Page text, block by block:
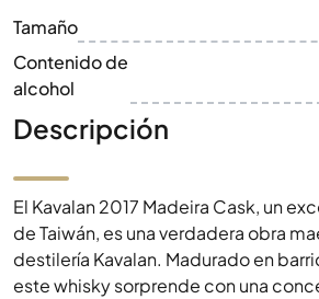
Tamaño
Contenido de
alcohol
Descripción
El Kavalan 2017 Madeira Cask, un
de Taiwán, es una verdadera obra
destilería Kavalan. Madurado en
este whisky sorprende con una